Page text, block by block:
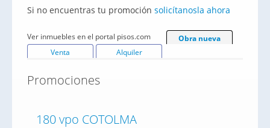
Si no encuentras tu promoción solicítanosla ahora
Ver inmuebles en el portal pisos.com
Obra nueva
Venta
Alquiler
Promociones
180 vpo COTOLMA